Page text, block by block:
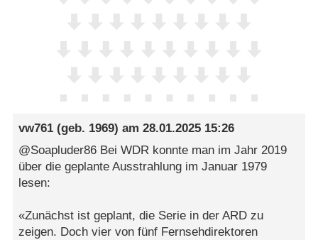
vw761 (geb. 1969) am28.01.2025 15:26
@Soapluder86 Bei WDR konnte man im Jahr 2019
über die geplante Ausstrahlung im Januar 1979
lesen:
«Zunächst ist geplant, die Serie in der ARD zu
zeigen. Doch vier von fünf Fernsehdirektoren